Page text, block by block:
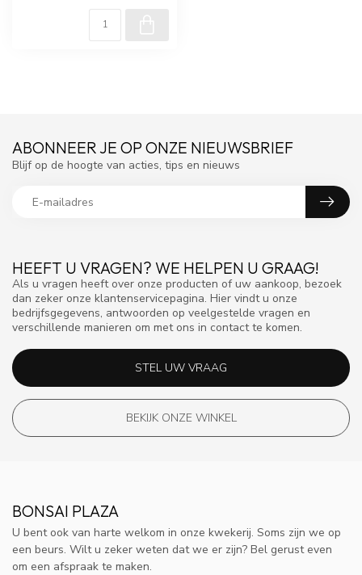
HEEFT U VRAGEN? WE HELPEN U GRAAG!
Als u vragen heeft over onze producten of uw aankoop, bezoek
dan zeker onze klantenservicepagina. Hier vindt u onze
bedrijfsgegevens, antwoorden op veelgestelde vragen en
verschillende manieren om met ons in contact te komen.
STEL UW VRAAG
BEKIJK ONZE WINKEL
ABONNEER JE OP ONZE NIEUWSBRIEF
Blijf op de hoogte van acties, tips en nieuws
BONSAI PLAZA
U bent ook van harte welkom in onze kwekerij. Soms zijn we op
een beurs. Wilt u zeker weten dat we er zijn? Bel gerust even
om een afspraak te maken.